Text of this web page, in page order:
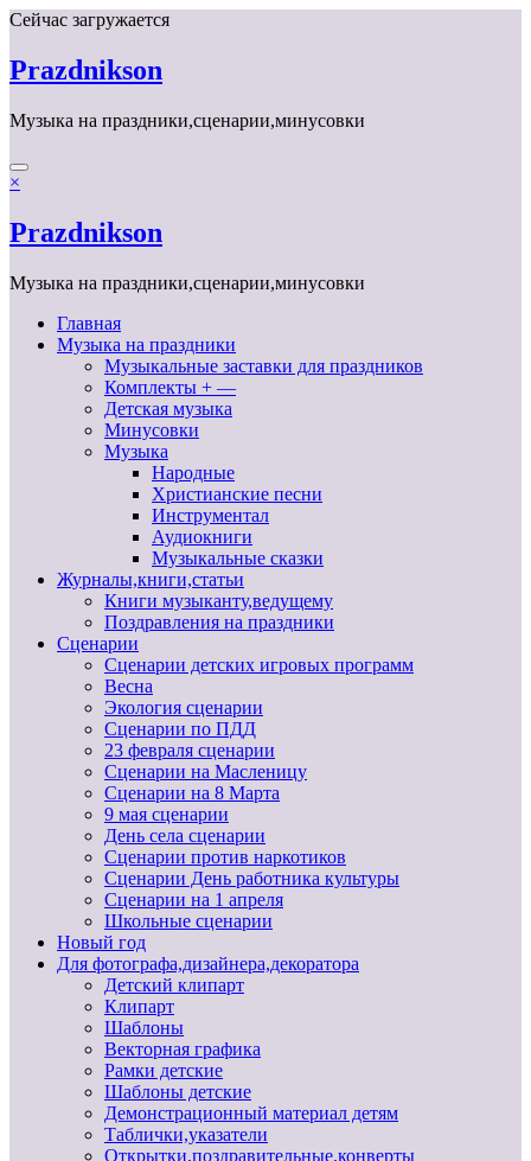
Перейти
содержимому
Сейчас загружается
Prazdnikson
Музыка на праздники,сценарии,минусовки
×
Prazdnikson
Музыка на праздники,сценарии,минусовки
Главная
Музыка на праздники
Музыкальные заставки для праздников
Комплекты + —
Детская музыка
Минусовки
Музыка
Народные
Христианские песни
Инструментал
Аудиокниги
Музыкальные сказки
Журналы,книги,статьи
Книги музыканту,ведущему
Поздравления на праздники
Сценарии
Сценарии детских игровых программ
Весна
Экология сценарии
Сценарии по ПДД
23 февраля сценарии
Сценарии на Масленицу
Сценарии на 8 Марта
9 мая сценарии
День села сценарии
Сценарии против наркотиков
Сценарии День работника культуры
Сценарии на 1 апреля
Школьные сценарии
Новый год
Для фотографа,дизайнера,декоратора
Детский клипарт
Клипарт
Шаблоны
Векторная графика
Рамки детские
Шаблоны детские
Демонстрационный материал детям
Таблички,указатели
Открытки,поздравительные,конверты